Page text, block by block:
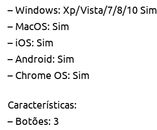
– Windows: Xp/Vista/7/8/10 Sim
– MacOS: Sim
– iOS: Sim
– Android: Sim
– Chrome OS: Sim
Características:
– Botões: 3